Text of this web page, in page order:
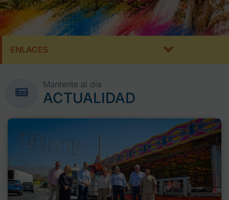
ENLACES
Mantente al día
ACTUALIDAD